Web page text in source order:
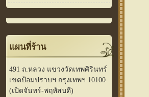
แผนที่ร้าน
491 ถ.หลวง แขวงวัดเทพศิรินทร์
เขตป้อมปราบฯ กรุงเทพฯ 10100
(เปิดจันทร์-พฤหัสบดี)